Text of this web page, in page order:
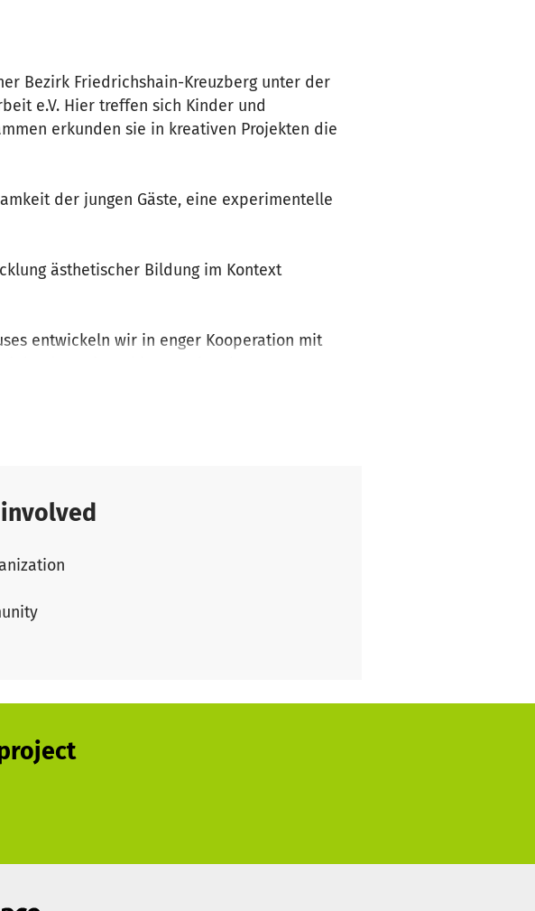
Bezirk Friedrichshain-Kreuzberg unter der
e.V. Hier treffen sich Kinder und
erkunden sie in kreativen Projekten die
der jungen Gäste, eine experimentelle
ästhetischer Bildung im Kontext
entwickeln wir in enger Kooperation mit